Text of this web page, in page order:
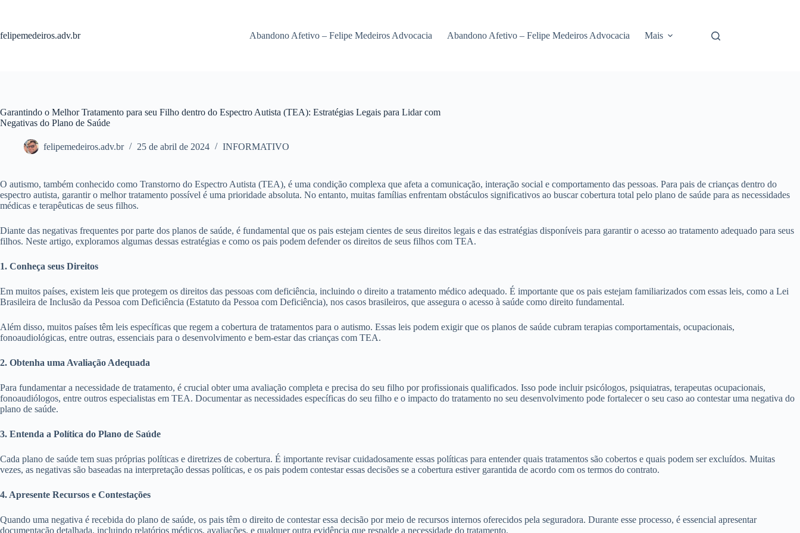
conteúdo
felipemedeiros.adv.br Abandono Afetivo – Felipe Medeiros Advocacia Abandono Afetivo – Felipe Medeiros Advocacia Mais
Garantindo o Melhor Tratamento para seu Filho dentro do Espectro Autista (TEA): Estratégias Legais para Lidar com
Negativas do Plano de Saúde
felipemedeiros.adv.br 25 de abril de 2024 INFORMATIVO
O autismo, também conhecido como Transtorno do Espectro Autista (TEA), é uma condição complexa que afeta a comunicação, interação social e comportamento das pessoas. Para pais de crianças dentro do
espectro autista, garantir o melhor tratamento possível é uma prioridade absoluta. No entanto, muitas famílias enfrentam obstáculos significativos ao buscar cobertura total pelo plano de saúde para as necessidades
médicas e terapêuticas de seus filhos.
Diante das negativas frequentes por parte dos planos de saúde, é fundamental que os pais estejam cientes de seus direitos legais e das estratégias disponíveis para garantir o acesso ao tratamento adequado para seus
filhos. Neste artigo, exploramos algumas dessas estratégias e como os pais podem defender os direitos de seus filhos com TEA.
1. Conheça seus Direitos
Em muitos países, existem leis que protegem os direitos das pessoas com deficiência, incluindo o direito a tratamento médico adequado. É importante que os pais estejam familiarizados com essas leis, como a Lei
Brasileira de Inclusão da Pessoa com Deficiência (Estatuto da Pessoa com Deficiência), nos casos brasileiros, que assegura o acesso à saúde como direito fundamental.
Além disso, muitos países têm leis específicas que regem a cobertura de tratamentos para o autismo. Essas leis podem exigir que os planos de saúde cubram terapias comportamentais, ocupacionais,
fonoaudiológicas, entre outras, essenciais para o desenvolvimento e bem-estar das crianças com TEA.
2. Obtenha uma Avaliação Adequada
Para fundamentar a necessidade de tratamento, é crucial obter uma avaliação completa e precisa do seu filho por profissionais qualificados. Isso pode incluir psicólogos, psiquiatras, terapeutas ocupacionais,
fonoaudiólogos, entre outros especialistas em TEA. Documentar as necessidades específicas do seu filho e o impacto do tratamento no seu desenvolvimento pode fortalecer o seu caso ao contestar uma negativa do
plano de saúde.
3. Entenda a Política do Plano de Saúde
Cada plano de saúde tem suas próprias políticas e diretrizes de cobertura. É importante revisar cuidadosamente essas políticas para entender quais tratamentos são cobertos e quais podem ser excluídos. Muitas
vezes, as negativas são baseadas na interpretação dessas políticas, e os pais podem contestar essas decisões se a cobertura estiver garantida de acordo com os termos do contrato.
4. Apresente Recursos e Contestações
Quando uma negativa é recebida do plano de saúde, os pais têm o direito de contestar essa decisão por meio de recursos internos oferecidos pela seguradora. Durante esse processo, é essencial apresentar
documentação detalhada, incluindo relatórios médicos, avaliações, e qualquer outra evidência que respalde a necessidade do tratamento.